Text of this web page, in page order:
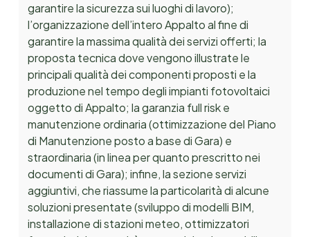
garantire la sicurezza sui luoghi di lavoro);
l’organizzazione dell’intero Appalto al fine di
garantire la massima qualità dei servizi offerti; la
proposta tecnica dove vengono illustrate le
principali qualità dei componenti proposti e la
produzione nel tempo degli impianti fotovoltaici
oggetto di Appalto; la garanzia full risk e
manutenzione ordinaria (ottimizzazione del Piano
di Manutenzione posto a base di Gara) e
straordinaria (in linea per quanto prescritto nei
documenti di Gara); infine, la sezione servizi
aggiuntivi, che riassume la particolarità di alcune
soluzioni presentate (sviluppo di modelli BIM,
installazione di stazioni meteo, ottimizzatori